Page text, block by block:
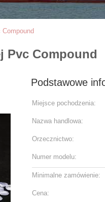
Pvc Compound
Podstawowe
Miejsce pochodzenia:
Nazwa handlowa:
Orzecznictwo:
Numer modelu:
Minimalne zamówienie:
Cena: